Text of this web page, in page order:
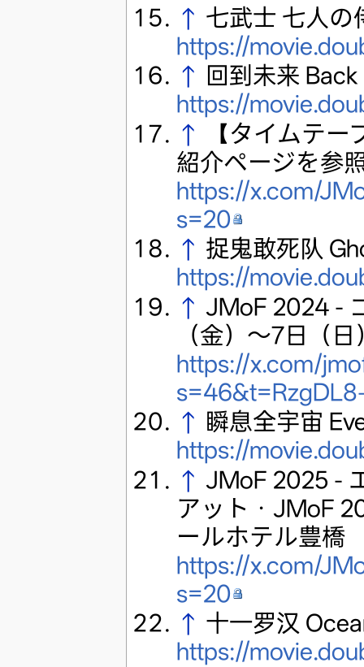
↑ 七武士 七人の
https://
↑ 回到未来
https://
↑
【タイムテ
紹介ページを参
https://x.com/
s=20
↑ 捉鬼敢死队
https://
↑ JMoF 2024 -
（金）〜7日（
https://x.com/
↑ 瞬息全宇宙
https://
↑ JMoF 2025 -
アット・JMoF
ールホテル豊橋
https://x.com/
s=20
↑ 十一罗汉
https://